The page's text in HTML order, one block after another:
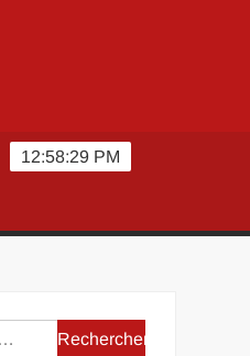
12:58:30 PM
Rechercher :